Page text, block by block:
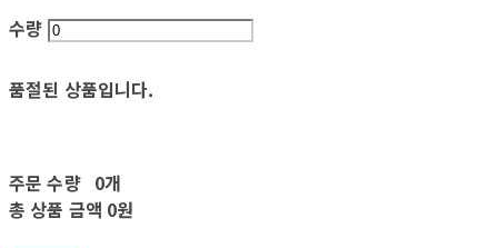
수량
품절된 상품입니다.
주문 수량 0개
총 상품 금액 0원